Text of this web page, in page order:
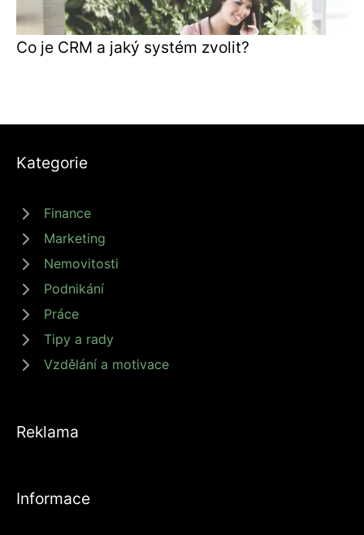
Co je CRM a jaký systém zvolit?
Kategorie
Finance
Marketing
Nemovitosti
Podnikání
Práce
Tipy a rady
Vzdělání a motivace
Reklama
Informace